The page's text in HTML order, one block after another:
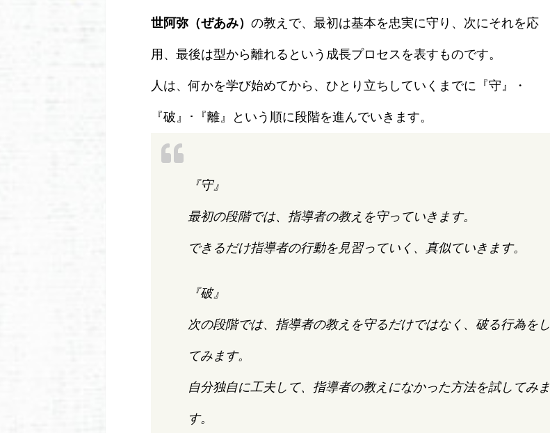
世阿弥（ぜあみ） の教えで、最初は基本を忠実に守り、次にそれを応
用、最後は型から離れるという成長プロセスを表すものです。
人は、何かを学び始めてから、ひとり立ちしていくまでに『守』・
『破』･『離』という順に段階を進んでいきます。
『守』
最初の段階では、指導者の教えを守っていきます。
できるだけ指導者の行動を見習っていく、真似ていきます。
『破』
次の段階では、指導者の教えを守るだけではなく、破る行為をし
てみます。
自分独自に工夫して、指導者の教えになかった方法を試してみま
す。